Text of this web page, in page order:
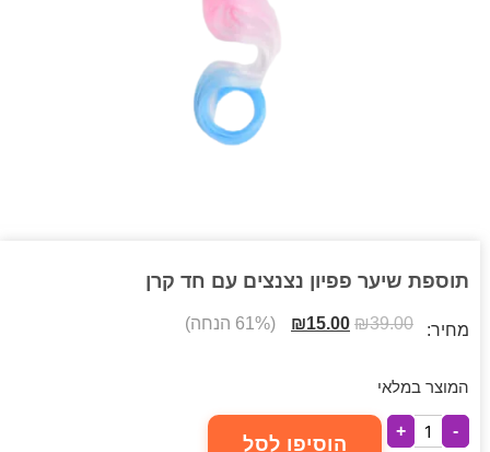
תוספת שיער פפיון נצנצים עם חד קרן
מחיר: ₪39.00
₪15.00 (61% הנחה)
המוצר במלאי
-
+
הוסיפו לסל